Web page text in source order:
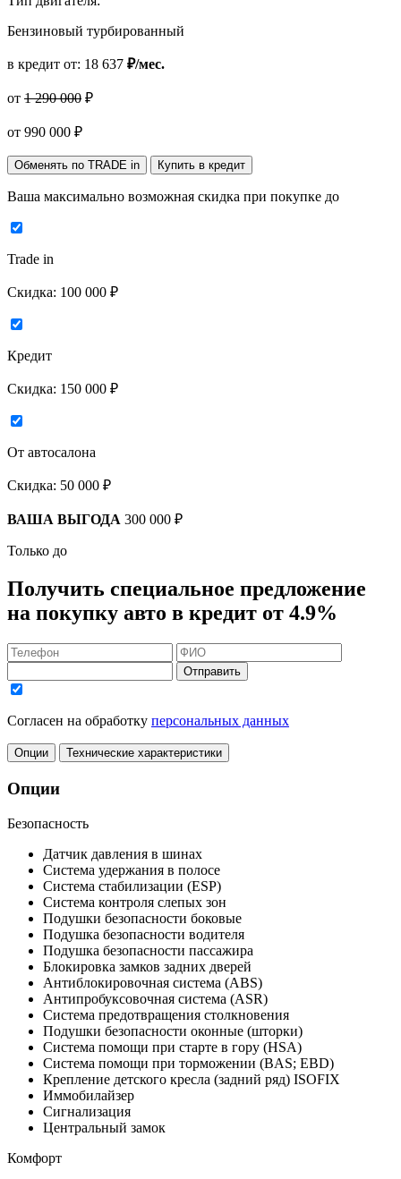
Бензиновый турбированный
в кредит от: 18 637 ₽/мес.
от 1 290 000 ₽
от 990 000 ₽
Обменять по TRADE in Купить в кредит
Ваша максимально возможная скидка при покупке до
Trade in
Скидка: 100 000 ₽
Кредит
Скидка: 150 000 ₽
От автосалона
Скидка: 50 000 ₽
ВАША ВЫГОДА 300 000 ₽
Только до
Получить специальное предложение
на покупку авто в кредит от 4.9%
Отправить
Согласен на обработку персональных данных
Опции Технические характеристики
Опции
Безопасность
Датчик давления в шинах
Система удержания в полосе
Система стабилизации (ESP)
Система контроля слепых зон
Подушки безопасности боковые
Подушка безопасности водителя
Подушка безопасности пассажира
Блокировка замков задних дверей
Антиблокировочная система (ABS)
Антипробуксовочная система (ASR)
Система предотвращения столкновения
Подушки безопасности оконные (шторки)
Система помощи при старте в гору (HSA)
Система помощи при торможении (BAS; EBD)
Крепление детского кресла (задний ряд) ISOFIX
Иммобилайзер
Сигнализация
Центральный замок
Комфорт